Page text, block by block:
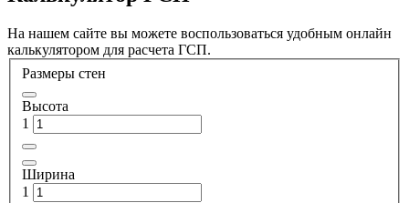
На нашем сайте вы можете воспользоваться удобным онлайн
калькулятором для расчета ГСП.
Размеры стен
Высота
1
Ширина
1